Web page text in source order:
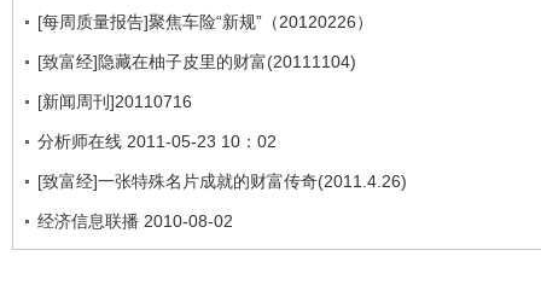
[每周质量报告]聚焦车险“新规”（20120226）
[致富经]隐藏在柚子皮里的财富(20111104)
[新闻周刊]20110716
分析师在线 2011-05-23 10：02
[致富经]一张特殊名片成就的财富传奇(2011.4.26)
经济信息联播 2010-08-02